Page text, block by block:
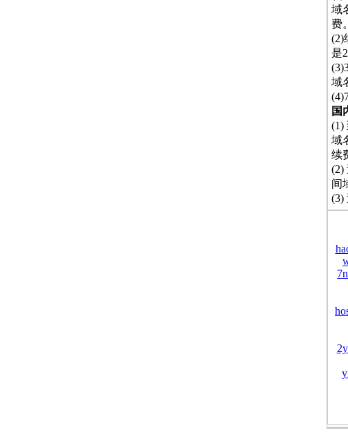
域
费。
(2)
是
域
国
(1)
域
续
(2)
间
(3)